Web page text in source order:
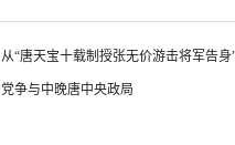
从“唐天宝十载制授张无价游击将军告
党争与中晚唐中央政局